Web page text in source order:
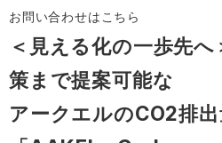
お問い合わせはこちら
＜見える化の一歩先
策まで提案可能な
アークエルのCO2排